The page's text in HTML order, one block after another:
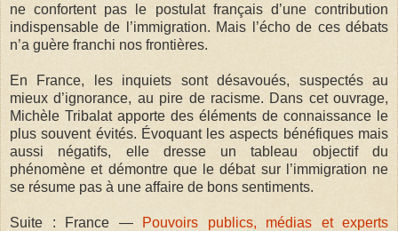
ne confortent pas le postulat français d’une contribution
indispensable de l’immigration. Mais l’écho de ces débats
n’a guère franchi nos frontières.
En France, les inquiets sont désavoués, suspectés au
mieux d’ignorance, au pire de racisme. Dans cet ouvrage,
Michèle Tribalat apporte des éléments de connaissance le
plus souvent évités. Évoquant les aspects bénéfiques mais
aussi négatifs, elle dresse un tableau objectif du
phénomène et démontre que le débat sur l’immigration ne
se résume pas à une affaire de bons sentiments.
Suite : France —
Pouvoirs publics, médias et experts